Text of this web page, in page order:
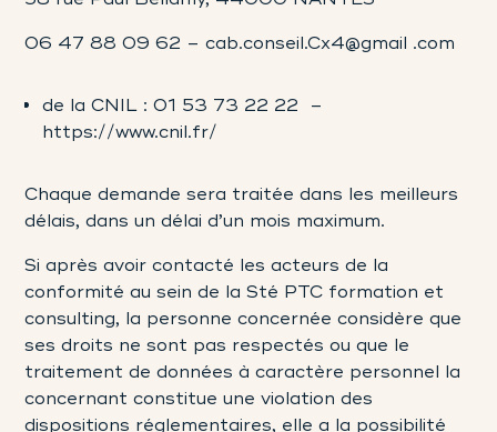
06 47 88 09 62 – cab.conseil.Cx4@gmail .com
de la CNIL : 01 53 73 22 22 –
https://www.cnil.fr/
Chaque demande sera traitée dans les meilleurs
délais, dans un délai d’un mois maximum.
Si après avoir contacté les acteurs de la
conformité au sein de la Sté PTC formation et
consulting, la personne concernée considère que
ses droits ne sont pas respectés ou que le
traitement de données à caractère personnel la
concernant constitue une violation des
dispositions réglementaires, elle a la possibilité